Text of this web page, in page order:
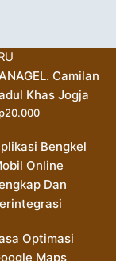
Camilan
Khas Jogja
20.000
Bengkel
Online
Dan
Optimasi
Maps